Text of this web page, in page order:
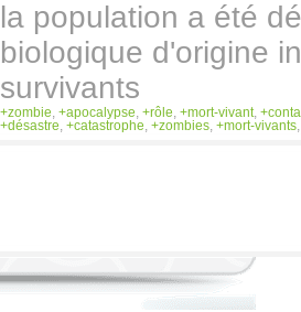
la population a été
biologique d'origine
survivants
zombie apocalypse rôle mort-vivant
désastre
catastrophe zombies mort-vivants